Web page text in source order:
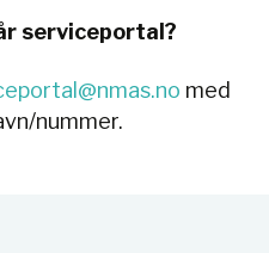
serviceportal?
med
nummer.